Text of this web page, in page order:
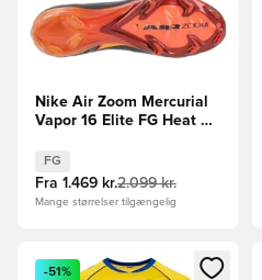
Nike Air Zoom Mercurial
Vapor 16 Elite FG Heat Up
FG
Fra 1.469 kr.2.099 kr.
Mange størrelser tilgængelig
Åbner en Modal til at logge
-51%